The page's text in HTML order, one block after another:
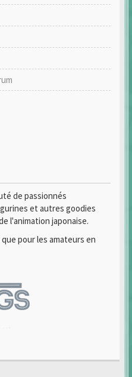
de passionnés
et autres goodies
l'animation japonaise.
pour les amateurs en